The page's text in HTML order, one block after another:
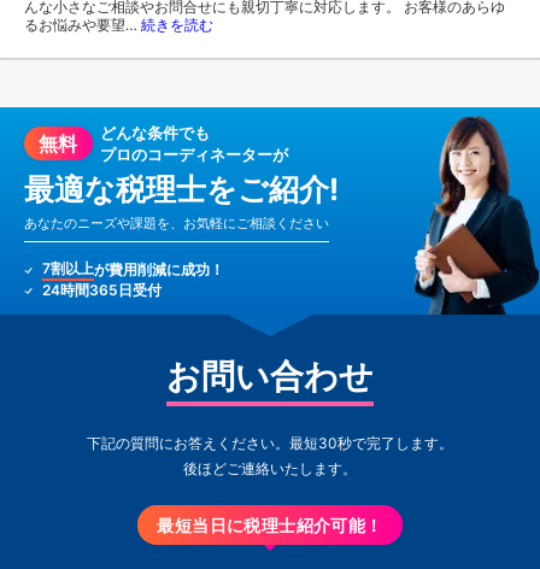
んな小さなご相談やお問合せにも親切丁寧に対応します。 お客様のあらゆ
るお悩みや要望… 続きを読む
無料
どんな条件でも
プロのコーディネーターが
最適な税理士をご紹介!
あなたのニーズや課題を、お気軽にご相談ください
7割以上が費用削減に成功！
24時間365日受付
お問い合わせ
下記の質問にお答えください。最短30秒で完了します。
後ほどご連絡いたします。
最短当日に税理士紹介可能！